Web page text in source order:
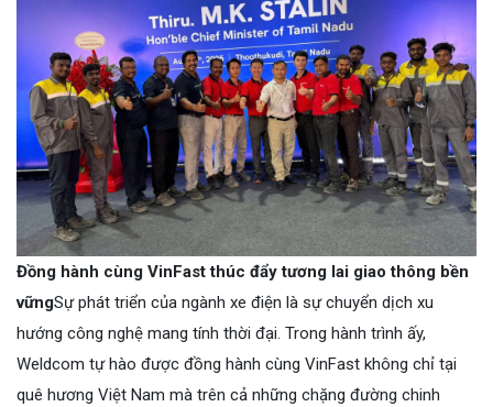
Đồng hành cùng VinFast thúc đẩy tương lai giao thông bền
vữngSự phát triển của ngành xe điện là sự chuyển dịch xu
hướng công nghệ mang tính thời đại. Trong hành trình ấy,
Weldcom tự hào được đồng hành cùng VinFast không chỉ tại
quê hương Việt Nam mà trên cả những chặng đường chinh